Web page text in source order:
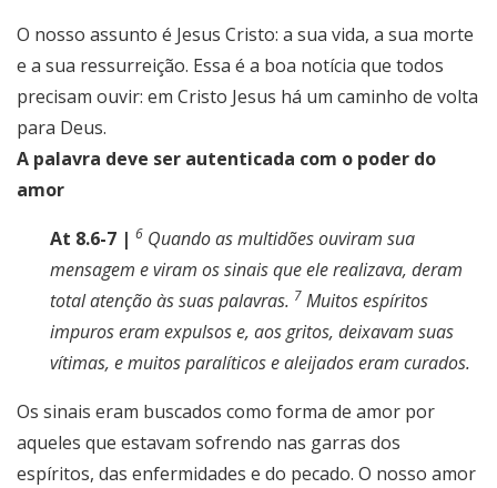
O nosso assunto é Jesus Cristo: a sua vida, a sua morte
e a sua ressurreição. Essa é a boa notícia que todos
precisam ouvir: em Cristo Jesus há um caminho de volta
para Deus.
A palavra deve ser autenticada com o poder do
amor
At 8.6-7 | 6 Quando as multidões ouviram sua
mensagem e viram os sinais que ele realizava, deram
total atenção às suas palavras. 7 Muitos espíritos
impuros eram expulsos e, aos gritos, deixavam suas
vítimas, e muitos paralíticos e aleijados eram curados.
Os sinais eram buscados como forma de amor por
aqueles que estavam sofrendo nas garras dos
espíritos, das enfermidades e do pecado. O nosso amor